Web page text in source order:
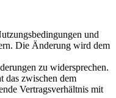
und
Die Änderung wird dem
zu widersprechen.
das zwischen dem
Vertragsverhältnis mit